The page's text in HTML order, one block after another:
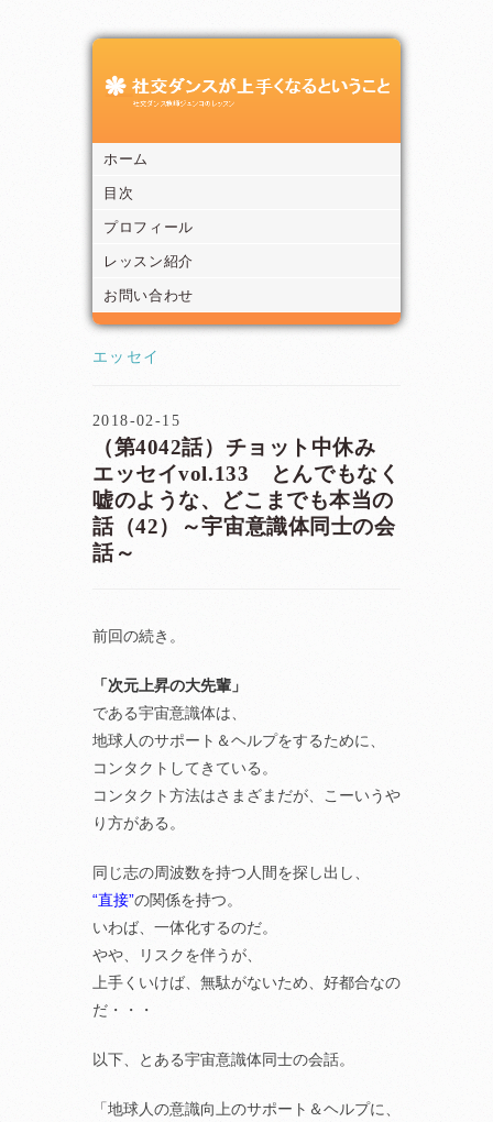
ホーム
目次
プロフィール
レッスン紹介
お問い合わせ
エッセイ
2018-02-15
（第4042話）チョット中休み
エッセイvol.133 とんでもなく
嘘のような、どこまでも本当の
話（42）～宇宙意識体同士の会
話～
前回の続き。
「次元上昇の大先輩」
である宇宙意識体は、
地球人のサポート＆ヘルプをするために、
コンタクトしてきている。
コンタクト方法はさまざまだが、こーいうや
り方がある。
同じ志の周波数を持つ人間を探し出し、
“直接”の関係を持つ。
いわば、一体化するのだ。
やや、リスクを伴うが、
上手くいけば、無駄がないため、好都合なの
だ・・・
以下、とある宇宙意識体同士の会話。
「地球人の意識向上のサポート＆ヘルプに、